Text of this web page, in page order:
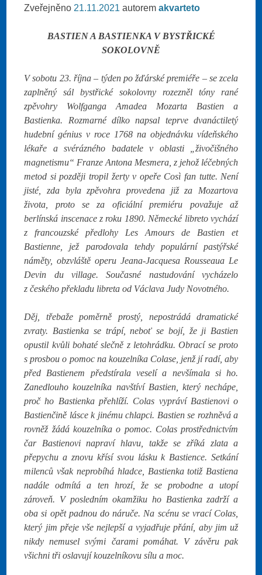
Zveřejněno 21.11.2021 autoremakvarteto
BASTIEN A BASTIENKA V BYSTŘICKÉ
SOKOLOVNĚ
V sobotu 23. října – týden po žďárské premiéře – se zcela
zaplněný sál bystřické sokolovny rozezněl tóny rané
zpěvohry Wolfganga Amadea Mozarta Bastien a
Bastienka. Rozmarné dílko napsal teprve dvanáctiletý
hudební génius v roce 1768 na objednávku vídeňského
lékaře a svérázného badatele v oblasti „živočišného
magnetismu“ Franze Antona Mesmera, z jehož léčebných
metod si později tropil žerty v opeře Così fan tutte. Není
jisté, zda byla zpěvohra provedena již za Mozartova
života, proto se za oficiální premiéru považuje až
berlínská inscenace z roku 1890. Německé libreto vychází
z francouzské předlohy Les Amours de Bastien et
Bastienne, jež parodovala tehdy populární pastýřské
náměty, obzvláště operu Jeana-Jacquesa Rousseaua Le
Devin du village. Současné nastudování vycházelo
z českého překladu libreta od Václava Judy Novotného.
Děj, třebaže poměrně prostý, nepostrádá dramatické
zvraty. Bastienka se trápí, neboť se bojí, že ji Bastien
opustil kvůli bohaté slečně z letohrádku. Obrací se proto
s prosbou o pomoc na kouzelníka Colase, jenž jí radí, aby
před Bastienem předstírala veselí a nevšímala si ho.
Zanedlouho kouzelníka navštíví Bastien, který nechápe,
proč ho Bastienka přehlíží. Colas vypráví Bastienovi o
Bastienčině lásce k jinému chlapci. Bastien se rozhněvá a
rovněž žádá kouzelníka o pomoc. Colas prostřednictvím
čar Bastienovi napraví hlavu, takže se zříká zlata a
přepychu a znovu křísí svou lásku k Bastience. Setkání
milenců však neprobíhá hladce, Bastienka totiž Bastiena
nadále odmítá a ten hrozí, že se probodne a utopí
zároveň. V posledním okamžiku ho Bastienka zadrží a
oba si opět padnou do náruče. Na scénu se vrací Colas,
který jim přeje vše nejlepší a vyjadřuje přání, aby jim už
nikdy nemusel svými čarami pomáhat. V závěru pak
všichni tři oslavují kouzelníkovu sílu a moc.